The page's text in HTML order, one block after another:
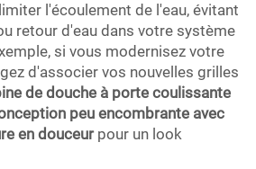
l'écoulement de l'eau, évitant
retour d'eau dans votre système
si vous modernisez votre
d'associer vos nouvelles grilles
de douche à porte coulissante
peu encombrante avec
en douceur pour un look